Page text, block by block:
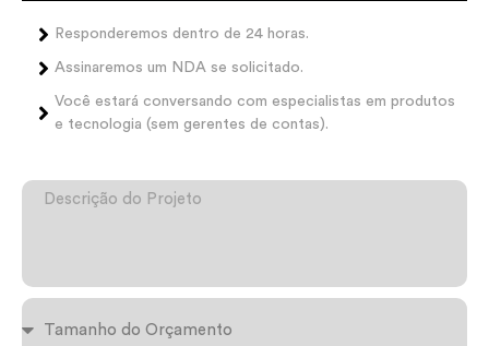
Responderemos dentro de 24 horas.
Assinaremos um NDA se solicitado.
Você estará conversando com especialistas em produtos
e tecnologia (sem gerentes de contas).